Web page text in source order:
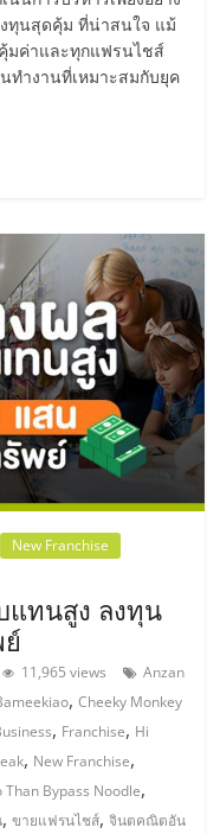
ทุนสุดคุ้ม ที่น่าสนใจ แม้
มค่าและทุกแฟรนไชส์
ทำงานที่เหมาะสมกับยุค
New Franchise
แทนสูง ลงทุน
11,965 views
Anzan
,Cheeky Monkey
, Franchise, Hi
, New Franchise,
Than Bypass Noodle,
,ขายแฟรนไชส์,จินตคณิตอัน